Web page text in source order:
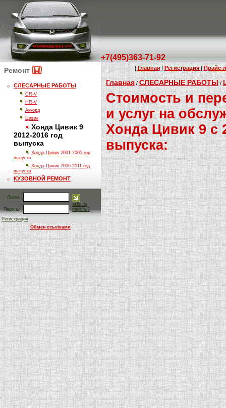
+7(495)363-71-92
Ремонт
СЛЕСАРНЫЕ РАБОТЫ
CR-V
HR-V
Аккорд
Цивик
Хонда Цивик 9
2012-2016 год
выпуска
Хонда Цивик 2001-2005 год
выпуска
Хонда Цивик 2006-2011 год
выпуска
КУЗОВНОЙ РЕМОНТ
Логин:
Пароль:
забыли
пароль?
Регистрация
Обмен ссылками
[ Главная | Регистрация|Прайс-
Главная /СЛЕСАРНЫЕ РАБОТЫ/
Стоимость и
и услуг на
Хонда Цивик 9 с
выпуска: